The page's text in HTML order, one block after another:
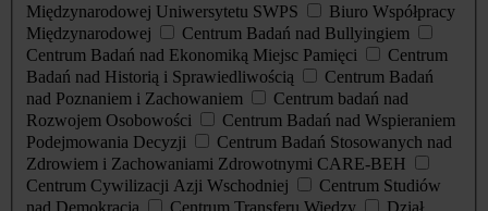
Międzynarodowej Uniwersytetu SWPS
Biuro Współpracy
Międzynarodowej
Centrum Badań nad Bullyingiem
Centrum Badań nad Ekonomiką Miejsc Pamięci
Centrum
Badań nad Historią i Sprawiedliwością
Centrum Badań
nad Poznaniem i Zachowaniem
Centrum badań nad
Rozwojem Osobowości
Centrum Badań nad Wspieraniem
Podejmowania Decyzji
Centrum Badań Stosowanych nad
Zdrowiem i Zachowaniami Zdrowotnymi CARE-BEH
Centrum Cywilizacji Azji Wschodniej
Centrum Studiów
nad Demokracją
Centrum Transferu Wiedzy
Dział